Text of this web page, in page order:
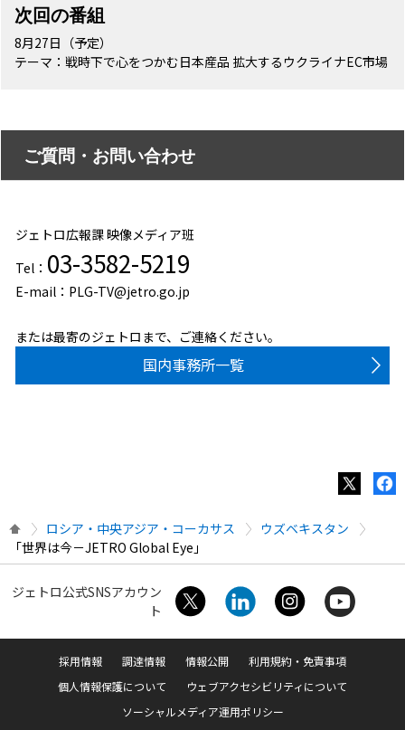
次回の番組
8月27日（予定）
テーマ：戦時下で心をつかむ日本産品 拡大するウクライナEC市場
ご質問・お問い合わせ
ジェトロ広報課 映像メディア班
Tel： 03-3582-5219
E-mail：PLG-TV@jetro.go.jp
または最寄のジェトロまで、ご連絡ください。
国内事務所一覧
ロシア・中央アジア・コーカサス
ウズベキスタン
「世界は今－JETRO Global Eye」
ジェトロ公式SNSアカウン
ト
採用情報 調達情報 情報公開
利用規約・免責事項
個人情報保護について
ウェブアクセシビリティについて
ソーシャルメディア運用ポリシー